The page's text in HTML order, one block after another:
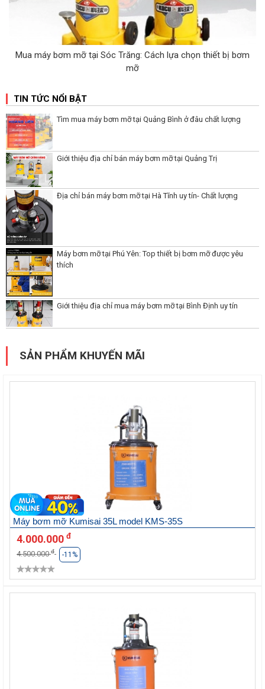
Mua máy bơm mỡ tại Sóc Trăng: Cách lựa chọn thiết bị bơm
mỡ
TIN TỨC NỔI BẬT
Tìm mua máy bơm mỡ tại Quảng Bình ở đâu chất lượng
Giới thiệu địa chỉ bán máy bơm mỡ tại Quảng Trị
Địa chỉ bán máy bơm mỡ tại Hà Tĩnh uy tín- Chất lượng
Máy bơm mỡ tại Phú Yên: Top thiết bị bơm mỡ được yêu
thích
Giới thiệu địa chỉ mua máy bơm mỡ tại Bình Định uy tín
SẢN PHẨM KHUYẾN MÃI
Máy bơm mỡ Kumisai 35L model KMS-35S
4.000.000 đ
4.500.000đ -11%